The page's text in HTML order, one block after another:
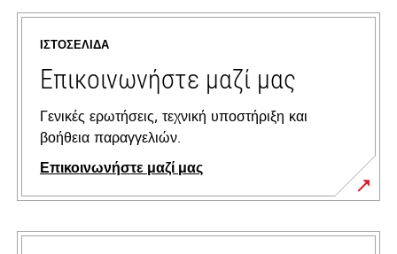
ΙΣΤΟΣΕΛΊΔΑ
Επικοινωνήστε μαζί μας
Γενικές ερωτήσεις, τεχνική υποστήριξη και
βοήθεια παραγγελιών.
Επικοινωνήστε μαζί μας